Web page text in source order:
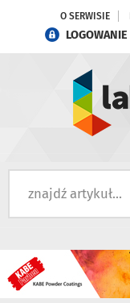
O SERWISIE
LOGOWANIE